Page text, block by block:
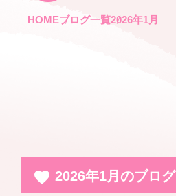
HOMEブログ一覧2026年1月
2026年1月のブログ